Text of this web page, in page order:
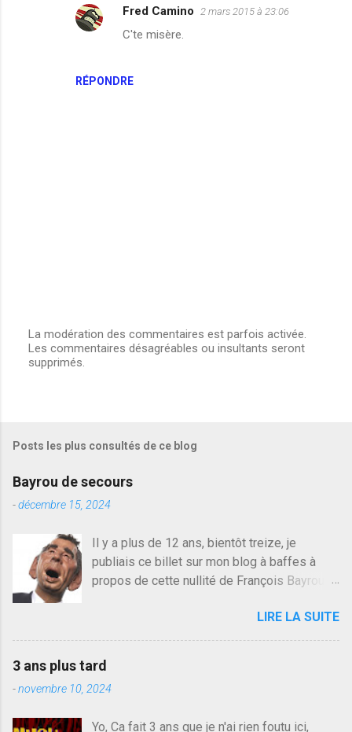
RÉPONDRE
Fred Camino 2 mars 2015 à 23:06
C'te misère.
E
n
t
e
r
u
m
m
e
n
r
e
La modération des commentaires est parfois activée.
Les commentaires désagréables ou insultants seront
supprimés.
Posts les plus consultés de ce blog
Bayrou de secours
-décembre 15, 2024
Il y a plus de 12 ans, bientôt treize, je
publiais ce billet sur mon blog à baffes à
propos de cette nullité de François Bayrou. Il
quelqu'un, je ne parle pas des couples mais
des amis ou des valeurs dans lesquels on
croit. François Bayrou est en passe de
devenir le traite d'une partie de son électorat
et c'est par la presse qu'on l'apprend. On
LIRE LA SUITE
3 ans plus tard
-novembre 10, 2024
Yo, Ca fait 3 ans que je n'ai rien foutu ici,